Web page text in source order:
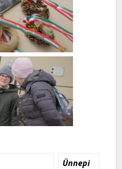
Ünnepi